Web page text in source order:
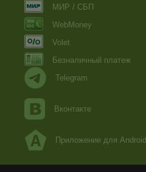
МИР / СБП
WebMoney
Volet
Безналичный платеж
Telegram
Вконтакте
Приложение для Android